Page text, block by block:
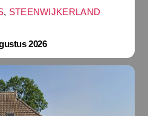
, STEENWIJKERLAND
2026